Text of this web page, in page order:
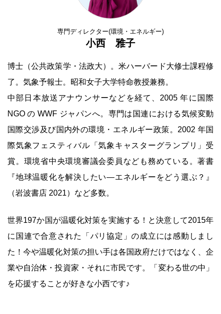
専門ディレクター(環境・エネルギー)
小西 雅子
博士（公共政策学・法政大）。米ハーバード大修士課程修
了。気象予報士。昭和女子大学特命教授兼務。
中部日本放送アナウンサーなどを経て、2005 年に国際
NGO の WWF ジャパンへ。専門は国連における気候変動
国際交渉及び国内外の環境・エネルギー政策。2002 年国
際気象フェスティバル「気象キャスターグランプリ」受
賞。環境省中央環境審議会委員なども務めている。著書
『地球温暖化を解決したい―エネルギーをどう選ぶ？』
（岩波書店 2021）など多数。
世界197か国が温暖化対策を実施する！と決意して2015年
に国連で合意された「パリ協定」の成立には感動しまし
た！今や温暖化対策の担い手は各国政府だけではなく、企
業や自治体・投資家・それに市民です。「変わる世の中」
を応援することが好きな小西です♪